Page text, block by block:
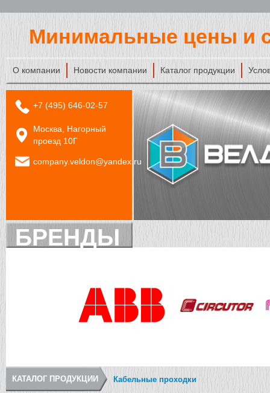
Минимальные цены и
О компании Новости компании Каталог продукции
+7 (495) 646-02-57
Москва, Нагорный
проезд 10Г
company.veldon@yandex.ru
БРЕНДЫ
КАТАЛОГ ПРОДУКЦИИ Кабельные проходки